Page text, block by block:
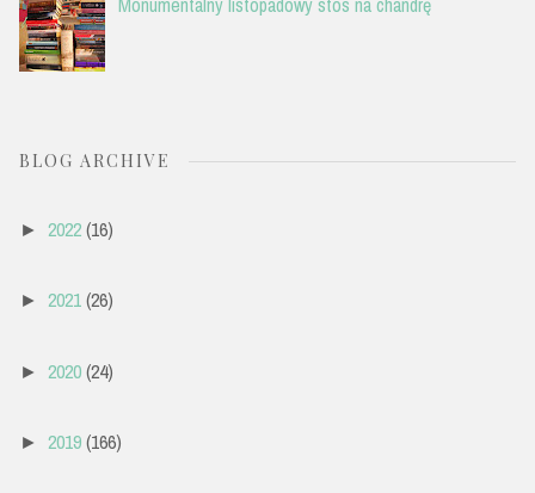
BLOG ARCHIVE
► 2022(16)
► 2021(26)
► 2020(24)
► 2019(166)